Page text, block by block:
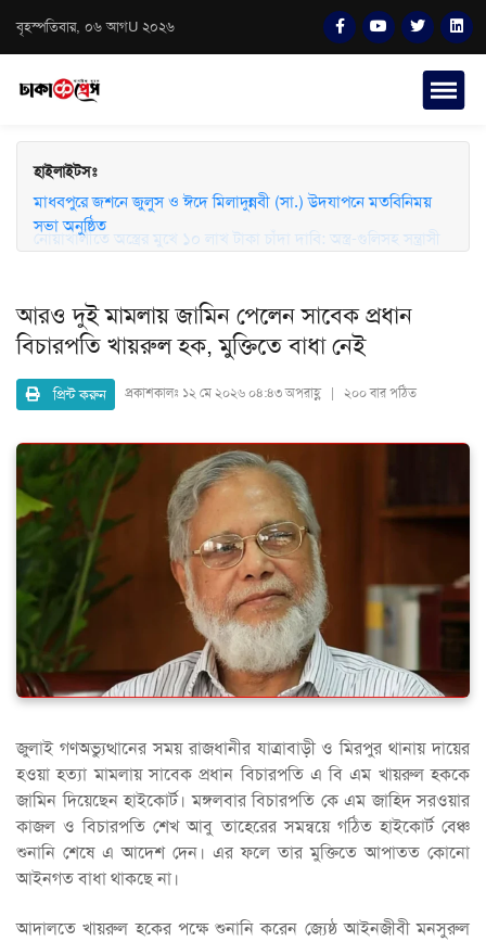
বৃহস্পতিবার, ০৬ আগU ২০২৬
হাইলাইটসঃ
মাধবপুরে জশনে জুলুস ও ঈদে মিলাদুন্নবী (সা.) উদযাপনে মতবিনিময়
সভা অনুষ্ঠিত
আরও দুই মামলায় জামিন পেলেন সাবেক প্রধান
বিচারপতি খায়রুল হক, মুক্তিতে বাধা নেই
প্রিন্ট করুন প্রকাশকালঃ ১২ মে ২০২৬ ০৪:৪৩ অপরাহ্ণ | ২০০ বার পঠিত
জুলাই গণঅভ্যুত্থানের সময় রাজধানীর যাত্রাবাড়ী ও মিরপুর থানায় দায়ের
হওয়া হত্যা মামলায় সাবেক প্রধান বিচারপতি এ বি এম খায়রুল হককে
জামিন দিয়েছেন হাইকোর্ট। মঙ্গলবার বিচারপতি কে এম জাহিদ সরওয়ার
কাজল ও বিচারপতি শেখ আবু তাহেরের সমন্বয়ে গঠিত হাইকোর্ট বেঞ্চ
শুনানি শেষে এ আদেশ দেন। এর ফলে তার মুক্তিতে আপাতত কোনো
আইনগত বাধা থাকছে না।
আদালতে খায়রুল হকের পক্ষে শুনানি করেন জ্যেষ্ঠ আইনজীবী মনসুরুল